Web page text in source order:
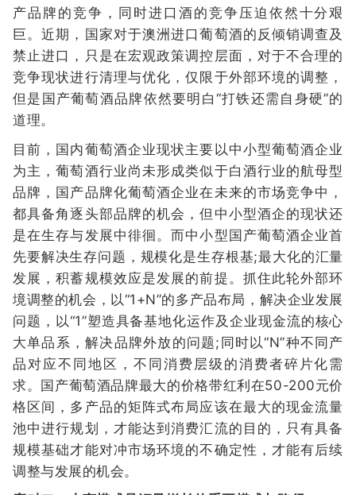
产品牌的竞争，同时进口酒的竞争压迫依然十分艰
巨。近期，国家对于澳洲进口葡萄酒的反倾销调查及
禁止进口，只是在宏观政策调控层面，对于不合理的
竞争现状进行清理与优化，仅限于外部环境的调整，
但是国产葡萄酒品牌依然要明白“打铁还需自身硬”的
道理。
目前，国内葡萄酒企业现状主要以中小型葡萄酒企业
为主，葡萄酒行业尚未形成类似于白酒行业的航母型
品牌，国产品牌化葡萄酒企业在未来的市场竞争中，
都具备角逐头部品牌的机会，但中小型酒企的现状还
是在生存与发展中徘徊。而中小型国产葡萄酒企业首
先要解决生存问题，规模化是生存根基;最大化的汇量
发展，积蓄规模效应是发展的前提。抓住此轮外部环
境调整的机会，以“1+N”的多产品布局，解决企业发展
问题，以“1”塑造具备基地化运作及企业现金流的核心
大单品系，解决品牌外放的问题;同时以“N”种不同产
品对应不同地区，不同消费层级的消费者碎片化需
求。国产葡萄酒品牌最大的价格带红利在50-200元价
格区间，多产品的矩阵式布局应该在最大的现金流量
池中进行规划，才能达到消费汇流的目的，只有具备
规模基础才能对冲市场环境的不确定性，才能有后续
调整与发展的机会。